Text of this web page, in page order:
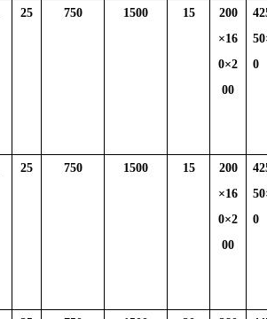
25 750 1500 15
200
×16
0×2
00
0
25 750 1500 15
200
×16
0×2
00
0